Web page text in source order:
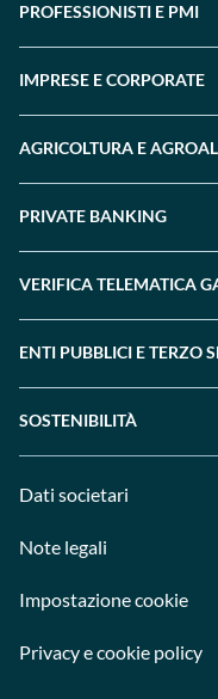
PROFESSIONISTI E PMI
IMPRESE E CORPORATE
AGRICOLTURA E
PRIVATE BANKING
VERIFICA TELEMATICA
ENTI PUBBLICI E TERZO
SOSTENIBILITÀ
Dati societari
Note legali
Impostazione cookie
Privacy e cookie policy